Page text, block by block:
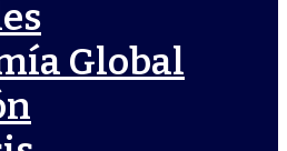
Global